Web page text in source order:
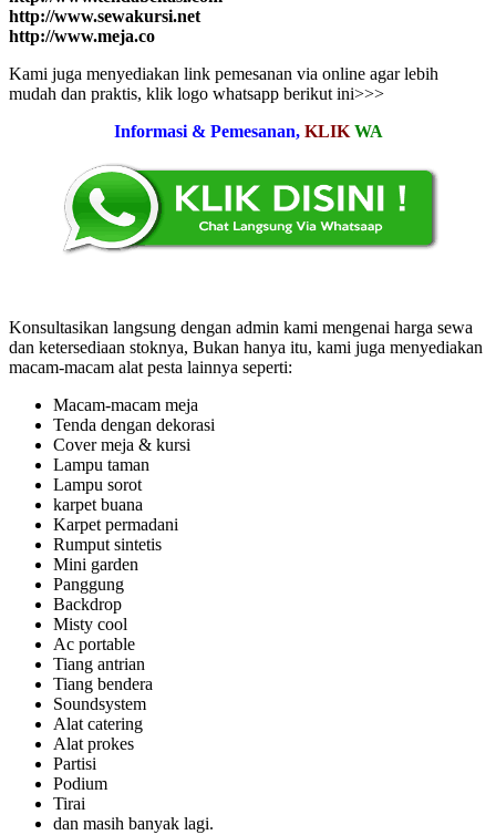
http://www.sewakursi.net
http://www.meja.co
Kami juga menyediakan link pemesanan via online agar lebih
mudah dan praktis, klik logo whatsapp berikut ini>>>
Informasi & Pemesanan, KLIK WA
Konsultasikan langsung dengan admin kami mengenai harga sewa
dan ketersediaan stoknya, Bukan hanya itu, kami juga menyediakan
macam-macam alat pesta lainnya seperti:
Macam-macam meja
Tenda dengan dekorasi
Cover meja & kursi
Lampu taman
Lampu sorot
karpet buana
Karpet permadani
Rumput sintetis
Mini garden
Panggung
Backdrop
Misty cool
Ac portable
Tiang antrian
Tiang bendera
Soundsystem
Alat catering
Alat prokes
Partisi
Podium
Tirai
dan masih banyak lagi.